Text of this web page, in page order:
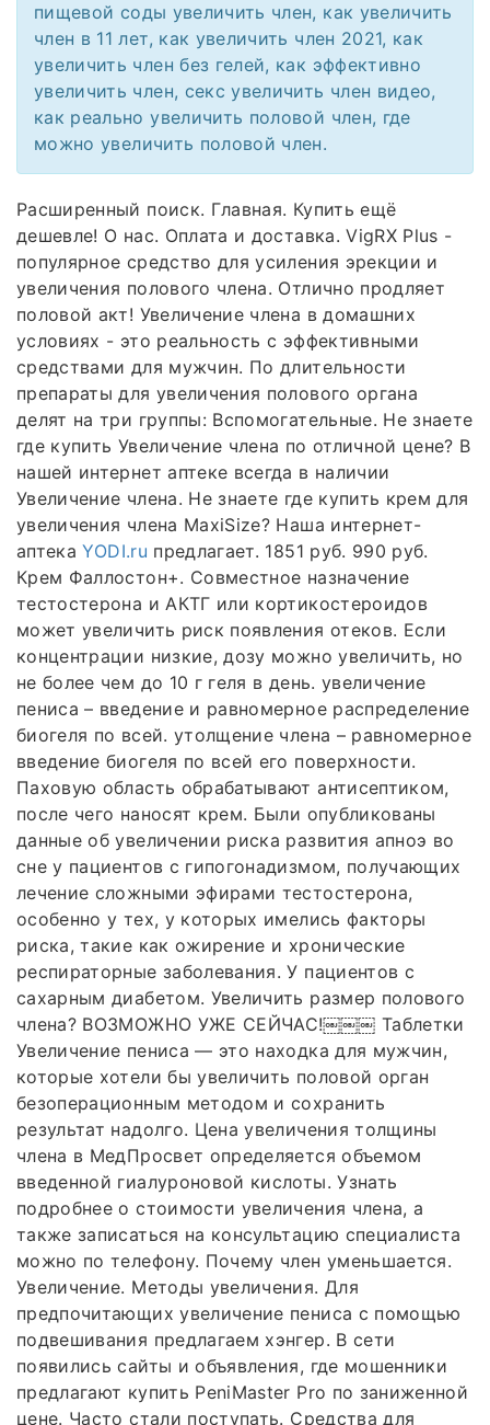
пищевой соды увеличить член, как увеличить
член в 11 лет, как увеличить член 2021, как
увеличить член без гелей, как эффективно
увеличить член, секс увеличить член видео,
как реально увеличить половой член, где
можно увеличить половой член.
Расширенный поиск. Главная. Купить ещё
дешевле! О нас. Оплата и доставка. VigRX Plus -
популярное средство для усиления эрекции и
увеличения полового члена. Отлично продляет
половой акт! Увеличение члена в домашних
условиях - это реальность с эффективными
средствами для мужчин. По длительности
препараты для увеличения полового органа
делят на три группы: Вспомогательные. Не знаете
где купить Увеличение члена по отличной цене? В
нашей интернет аптеке всегда в наличии
Увеличение члена. Не знаете где купить крем для
увеличения члена MaxiSize? Наша интернет-
аптекаYODI.ru предлагает. 1851 руб. 990 руб.
Крем Фаллостон+. Совместное назначение
тестостерона и АКТГ или кортикостероидов
может увеличить риск появления отеков. Если
концентрации низкие, дозу можно увеличить, но
не более чем до 10 г геля в день. увеличение
пениса – введение и равномерное распределение
биогеля по всей. утолщение члена – равномерное
введение биогеля по всей его поверхности.
Паховую область обрабатывают антисептиком,
после чего наносят крем. Были опубликованы
данные об увеличении риска развития апноэ во
сне у пациентов с гипогонадизмом, получающих
лечение сложными эфирами тестостерона,
особенно у тех, у которых имелись факторы
риска, такие как ожирение и хронические
респираторные заболевания. У пациентов с
сахарным диабетом. Увеличить размер полового
члена? ВОЗМОЖНО УЖЕ СЕЙЧАС!￼￼￼ Таблетки
Увеличение пениса ― это находка для мужчин,
которые хотели бы увеличить половой орган
безоперационным методом и сохранить
результат надолго. Цена увеличения толщины
члена в МедПросвет определяется объемом
введенной гиалуроновой кислоты. Узнать
подробнее о стоимости увеличения члена, а
также записаться на консультацию специалиста
можно по телефону. Почему член уменьшается.
Увеличение. Методы увеличения. Для
предпочитающих увеличение пениса с помощью
подвешивания предлагаем хэнгер. В сети
появились сайты и объявления, где мошенники
предлагают купить PeniMaster Pro по заниженной
цене. Часто стали поступать. Средства для